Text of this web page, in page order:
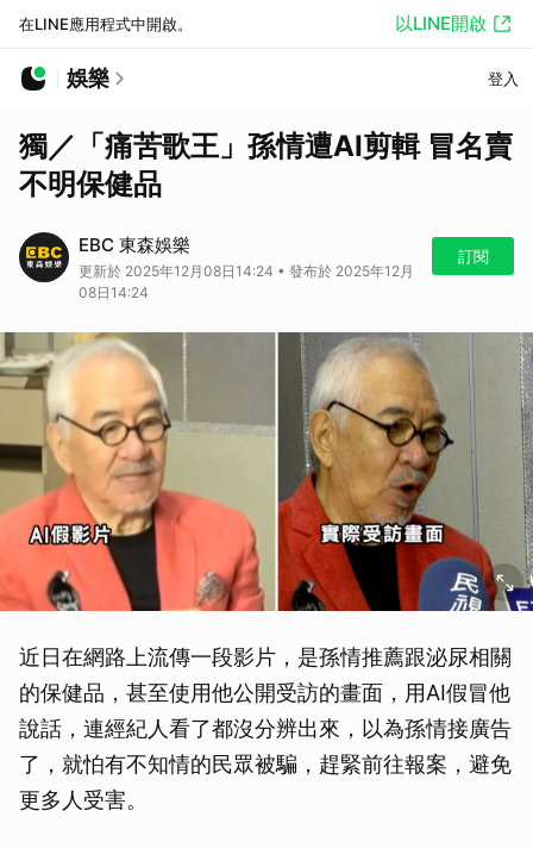
在LINE應用程式中開啟。 以LINE開啟
娛樂 登入
獨／「痛苦歌王」孫情遭AI剪輯 冒名賣
不明保健品
EBC 東森娛樂
更新於 2025年12月08日14:24 • 發布於 2025年12月
08日14:24
訂閱
近日在網路上流傳一段影片，是孫情推薦跟泌尿相關
的保健品，甚至使用他公開受訪的畫面，用AI假冒他
說話，連經紀人看了都沒分辨出來，以為孫情接廣告
了，就怕有不知情的民眾被騙，趕緊前往報案，避免
更多人受害。